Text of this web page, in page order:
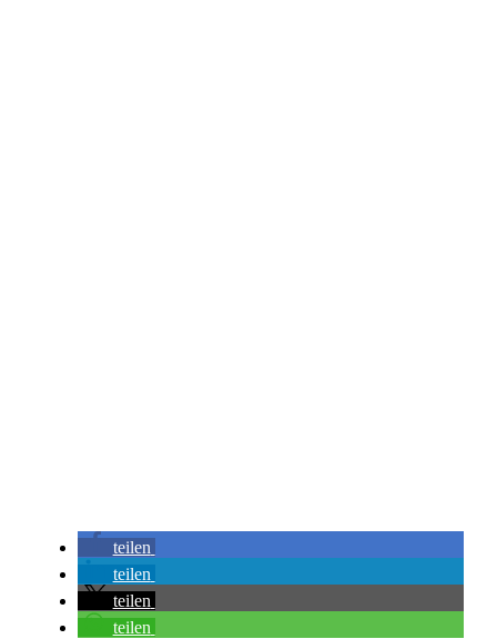
teilen
teilen
teilen
teilen